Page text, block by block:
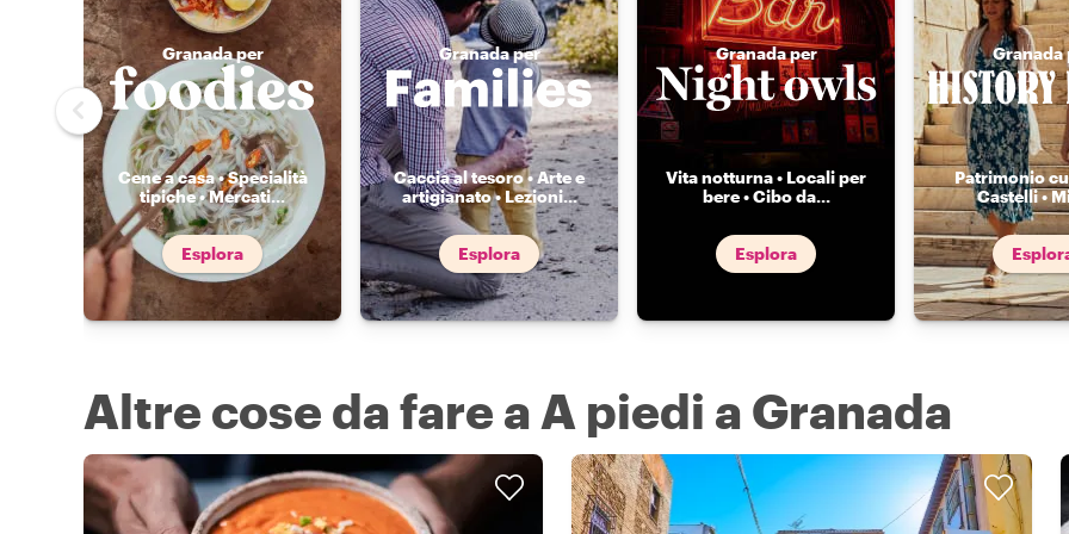
Granada per
Cene a casa • Specialità
tipiche • Mercati...
Esplora
Granada per
Caccia al tesoro • Arte e
artigianato • Lezioni...
Esplora
Granada per
Vita notturna • Locali per
bere • Cibo da...
Esplora
Granada
Patrimonio
Castelli •
Altre cose da fare a A piedi a Granada